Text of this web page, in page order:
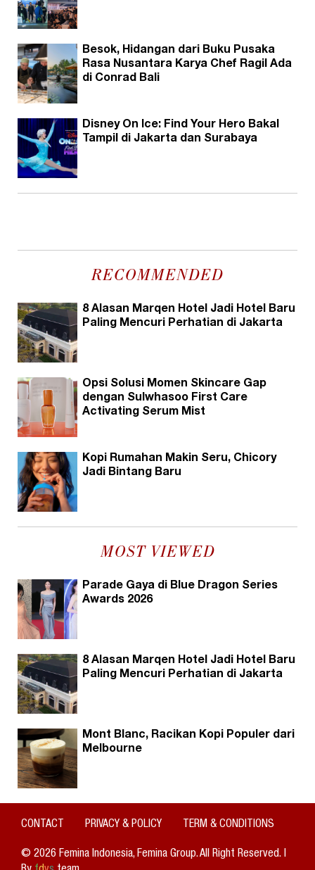
Besok, Hidangan dari Buku Pusaka
Rasa Nusantara Karya Chef Ragil Ada
di Conrad Bali
Disney On Ice: Find Your Hero Bakal
Tampil di Jakarta dan Surabaya
RECOMMENDED
8 Alasan Marqen Hotel Jadi Hotel Baru
Paling Mencuri Perhatian di Jakarta
Opsi Solusi Momen Skincare Gap
dengan Sulwhasoo First Care
Activating Serum Mist
Kopi Rumahan Makin Seru, Chicory
Jadi Bintang Baru
MOST VIEWED
Parade Gaya di Blue Dragon Series
Awards 2026
8 Alasan Marqen Hotel Jadi Hotel Baru
Paling Mencuri Perhatian di Jakarta
Mont Blanc, Racikan Kopi Populer dari
Melbourne
CONTACT PRIVACY & POLICY TERM & CONDITIONS
© 2026 Femina Indonesia, Femina Group. All Right Reserved. |